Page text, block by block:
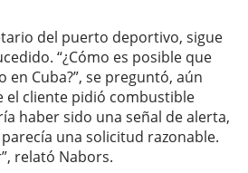
del puerto deportivo, sigue
“¿Cómo es posible que
Cuba?”, se preguntó, aún
el cliente pidió combustible
haber sido una señal de alerta,
una solicitud razonable.
relató Nabors.